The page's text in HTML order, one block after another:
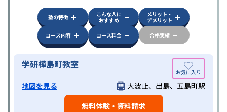
塾の特徴
こんな人に
おすすめ
メリット・
デメリット
コース内容
コース料金 合格実績
学研樺島町教室
地図を見る
大波止、出島、五島町駅
無料体験・資料請求